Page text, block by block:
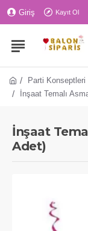
Giriş Kayıt Ol
Parti Konseptleri
İnşaat Temalı
İnşaat
Adet)